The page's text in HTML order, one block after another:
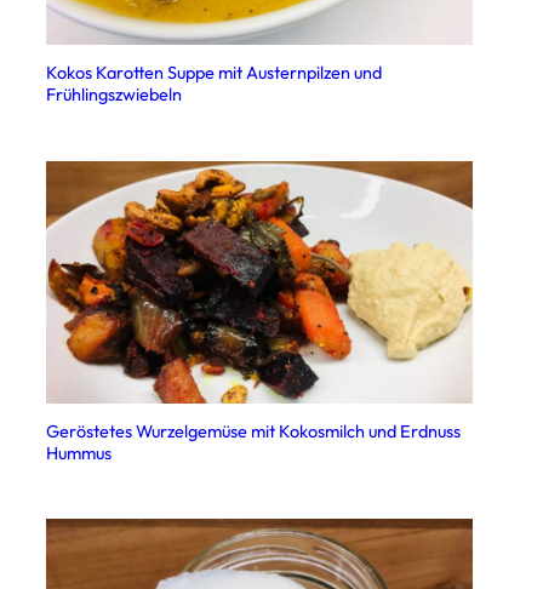
Kokos Karotten Suppe mit Austernpilzen und
Frühlingszwiebeln
Geröstetes Wurzelgemüse mit Kokosmilch und Erdnuss
Hummus